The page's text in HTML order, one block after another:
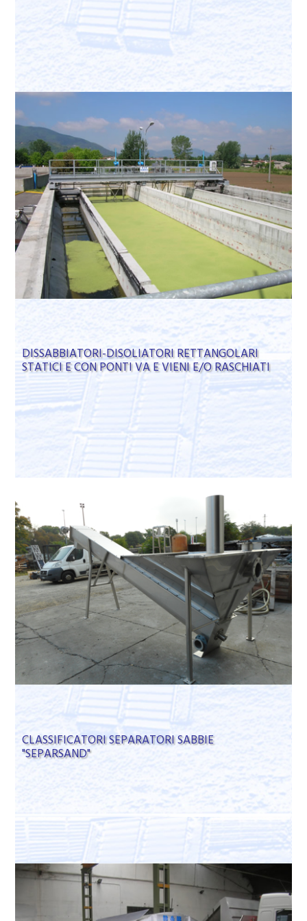
DISSABBIATORI-DISOLIATORI RETTANGOLARI
STATICI E CON PONTI VA E VIENI E/O RASCHIATI
CLASSIFICATORI SEPARATORI SABBIE
"SEPARSAND"